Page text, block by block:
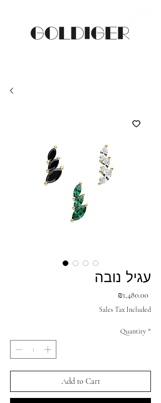
עגיל נובה
₪1,480.00
Sales Tax Included
Quantity *
Add to Cart